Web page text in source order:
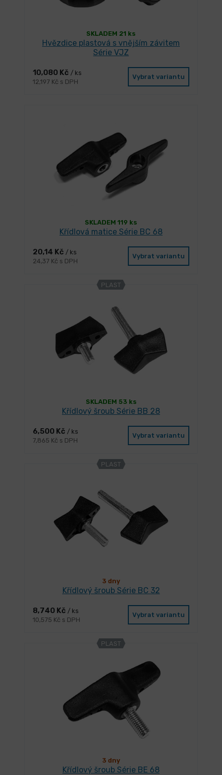
SKLADEM 21 ks
Hvězdice plastová s vnějším závitem
Série VJZ
10,080 Kč / ks
12,197 Kč s DPH
Vybrat variantu
SKLADEM 119 ks
Křídlová matice Série BC 68
20,14 Kč / ks
24,37 Kč s DPH
Vybrat variantu
PLAST
SKLADEM 53 ks
Křídlový šroub Série BB 28
6,500 Kč / ks
7,865 Kč s DPH
Vybrat variantu
PLAST
3 dny
Křídlový šroub Série BC 32
8,740 Kč / ks
10,575 Kč s DPH
Vybrat variantu
PLAST
3 dny
Křídlový šroub Série BE 68